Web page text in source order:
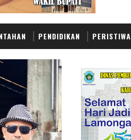
PENDIDIKAN PERISTIWA